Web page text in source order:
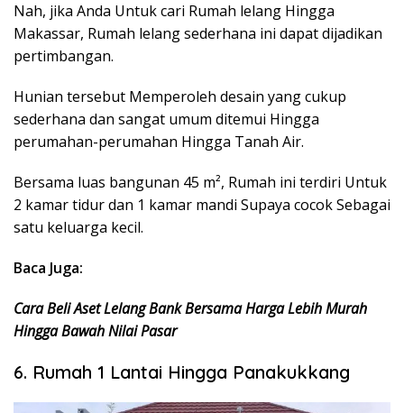
Nah, jika Anda Untuk cari Rumah lelang Hingga
Makassar, Rumah lelang sederhana ini dapat dijadikan
pertimbangan.
Hunian tersebut Memperoleh desain yang cukup
sederhana dan sangat umum ditemui Hingga
perumahan-perumahan Hingga Tanah Air.
Bersama luas bangunan 45 m², Rumah ini terdiri Untuk
2 kamar tidur dan 1 kamar mandi Supaya cocok Sebagai
satu keluarga kecil.
Baca Juga:
Cara Beli Aset Lelang Bank Bersama Harga Lebih Murah
Hingga Bawah Nilai Pasar
6. Rumah 1 Lantai Hingga Panakukkang